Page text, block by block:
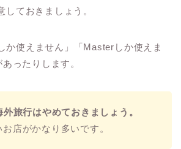
しておきましょう。
か使えません」「Masterしか使えま
ったりします。
旅行はやめておきましょう。
店がかなり多いです。